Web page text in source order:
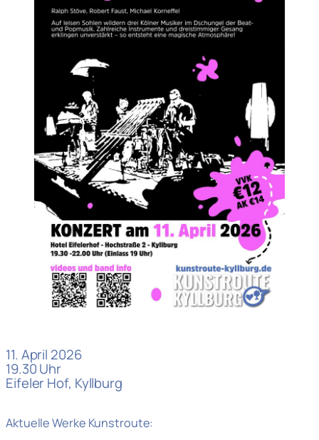
11. April 2026
19.30 Uhr
Eifeler Hof, Kyllburg
Aktuelle Werke Kunstroute: